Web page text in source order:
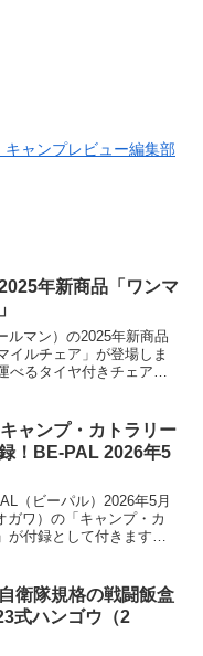
キャンプレビュー編集部
年新商品「ワンマ
ルマン）の2025年新商品
イルチェア」が登場しま
べるタイヤ付きチェア
なのでさらに固定が可能
部はヘッドレストにもな
レビューします。
ャンプ・カトラリー
！BE-PAL 2026年5
（ビーパル）2026年5月
ガワ）の「キャンプ・カ
が付録として付きます。
専用ポーチも付属しま
ューします。
衛隊規格の戦闘飯盒
式ハンゴウ（2